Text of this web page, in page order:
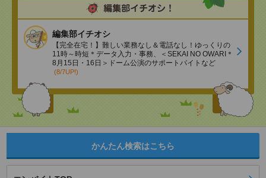
編集部イチオシ
【完全在宅！】難しい業務なし＆電話なし！ゆっくりの
11時～時短＊データ入力・事務、＜SEKAI NO OWARI＊
8月15日・16日＞ドーム公演のサポートバイトなど
(8/7UP!)
かんたん検索はこちら